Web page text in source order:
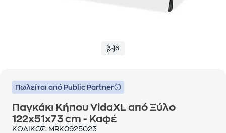
6
Πωλείται από Public Partner
Παγκάκι Κήπου VidaXL από Ξύλο
122x51x73 cm - Καφέ
ΚΩΔΙΚΟΣ: MRK0925023